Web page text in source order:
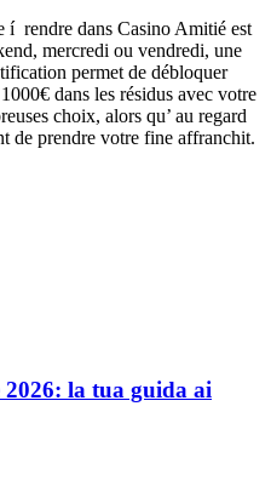
í rendre dans Casino Amitié est
mercredi ou vendredi, une
permet de débloquer
dans les résidus avec votre
choix, alors qu’ au regard
de prendre votre fine affranchit.
la tua guida ai